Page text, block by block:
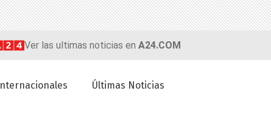
Ver las ultimas noticias en A24.COM
Internacionales Últimas Noticias